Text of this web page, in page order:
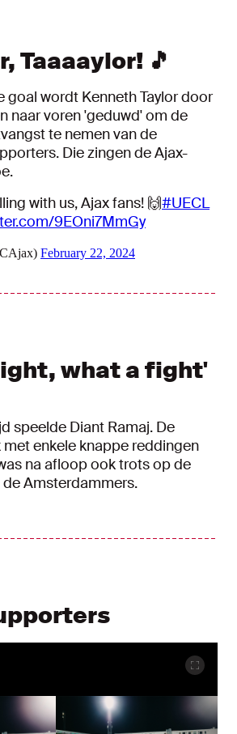
Taaaaylor! 🎵
goal wordt Kenneth Taylor door
naar voren 'geduwd' om de
te nemen van de
Die zingen de Ajax-
with us, Ajax fans! 🙌#UECL
9EOni7MmGy
February 22, 2024
what a fight'
speelde Diant Ramaj. De
enkele knappe reddingen
na afloop ook trots op de
Amsterdammers.